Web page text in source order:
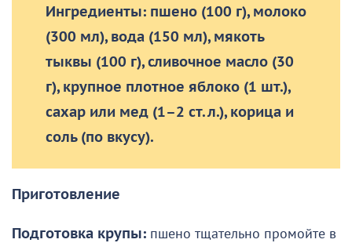
Ингредиенты: пшено (100 г), молоко
(300 мл), вода (150 мл), мякоть
тыквы (100 г), сливочное масло (30
г), крупное плотное яблоко (1 шт.),
сахар или мед (1–2 ст. л.), корица и
соль (по вкусу).
Приготовление
Подготовка крупы: пшено тщательно промойте в